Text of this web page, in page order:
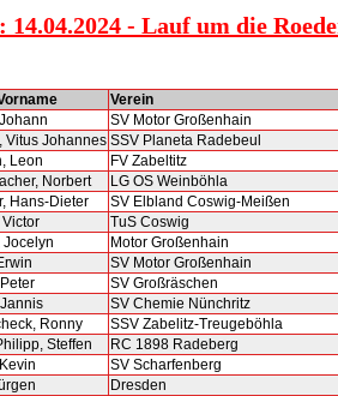
- Lauf um die
Verein
SV Motor Großenhain
Vitus Johannes SSV Planeta Radebeul
Leon
FV Zabeltitz
Norbert
LG OS Weinböhla
Hans-Dieter
SV Elbland Coswig-Meißen
Victor
TuS Coswig
Jocelyn
Motor Großenhain
SV Motor Großenhain
SV Großräschen
SV Chemie Nünchritz
Ronny
SSV Zabelitz-Treugeböhla
Steffen
RC 1898 Radeberg
SV Scharfenberg
Dresden